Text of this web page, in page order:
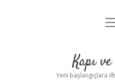
Yasal
Kapı
Yeni başlangıçlara